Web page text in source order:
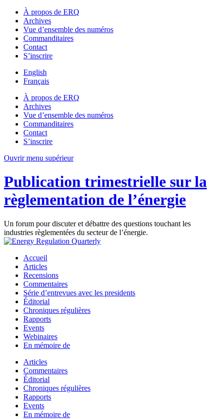
À propos de ERQ
Archives
Vue d’ensemble des numéros
Commanditaires
Contact
S’inscrire
English
Français
À propos de ERQ
Archives
Vue d’ensemble des numéros
Commanditaires
Contact
S’inscrire
Ouvrir menu supérieur
Publication trimestrielle sur la
règlementation de l’énergie
Un forum pour discuter et débattre des questions touchant les
industries règlementées du secteur de l’énergie.
Accueil
Articles
Recensions
Commentaires
Série d’entrevues avec les presidents
Éditorial
Chroniques régulières
Rapports
Events
Webinaires
En mémoire de
Articles
Commentaires
Éditorial
Chroniques régulières
Rapports
Events
En mémoire de